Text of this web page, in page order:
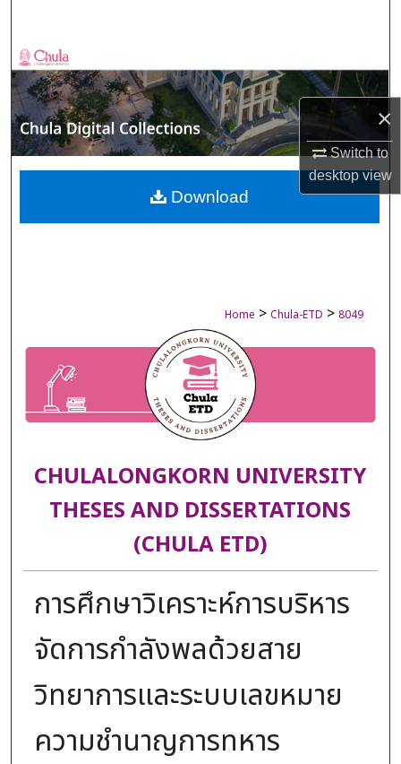
×
Switch to
desktopview
Browse Collections
My Account
About
Digital Commons Network™
Home > Chula-ETD > 8049
CHULALONGKORN UNIVERSITY
THESES AND DISSERTATIONS
(CHULA ETD)
การศึกษาวิเคราะห์การบริหาร
จัดการกําลังพลด้วยสาย
วิทยาการและระบบเลขหมาย
ความชํานาญการทหาร
Download